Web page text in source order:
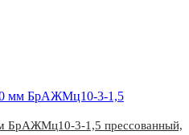
БрАЖМц10-3-1,5 прессованный,